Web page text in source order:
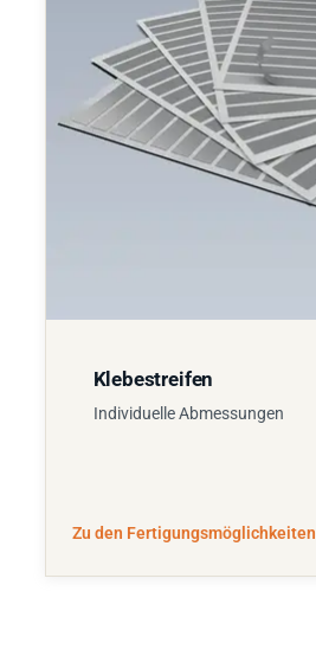
Klebestreifen
Individuelle Abmessungen
Zu den Fertigungsmöglichkeiten